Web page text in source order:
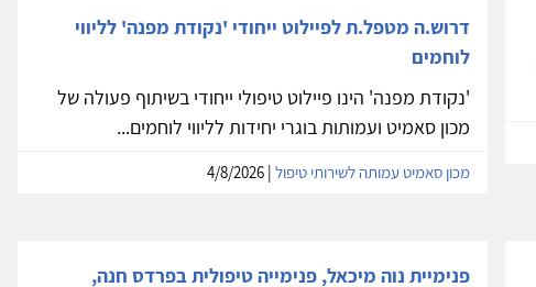
דרוש.ה מטפל.ת לפיילוט ייחודי 'נקודת מפנה' לליווי
לוחמים
'נקודת מפנה' הינו פיילוט טיפולי ייחודי בשיתוף פעולה של
מכון סאמיט ועמותות בוגרי יחידות לליווי לוחמים...
מכון סאמיט עמותה לשירותי טיפול | 4/8/2026
פנימיית נוה מיכאל, פנימייה טיפולית בפרדס חנה,